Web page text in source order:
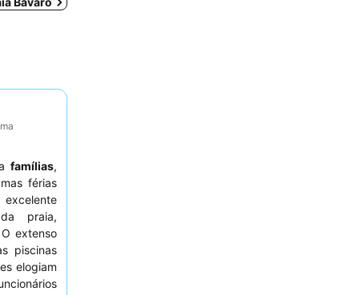
famílias,
férias
praia,
extenso
piscinas
elogiam